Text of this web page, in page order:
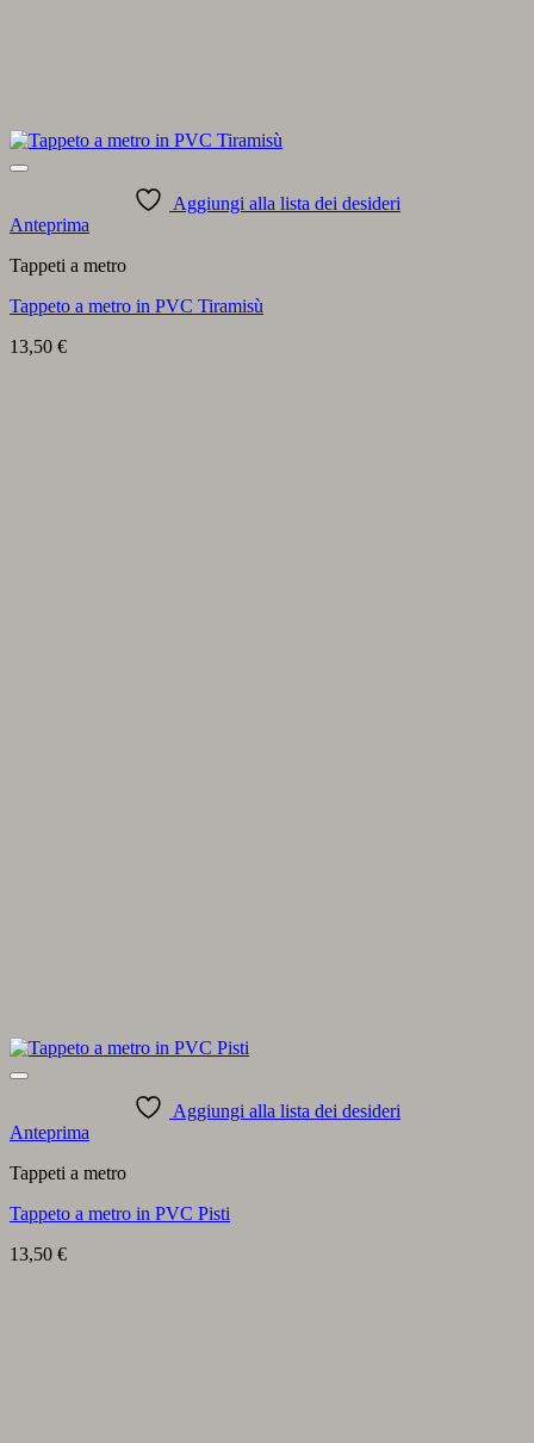
Aggiungi alla lista dei desideri
Anteprima
Tappeti a metro
Tappeto a metro in PVC Tiramisù
13,50 €
Aggiungi alla lista dei desideri
Anteprima
Tappeti a metro
Tappeto a metro in PVC Pisti
13,50 €